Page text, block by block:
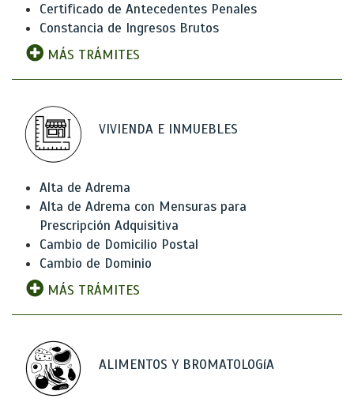
Certificado de Antecedentes Penales
Constancia de Ingresos Brutos
MÁS TRÁMITES
VIVIENDA E INMUEBLES
Alta de Adrema
Alta de Adrema con Mensuras para
Prescripción Adquisitiva
Cambio de Domicilio Postal
Cambio de Dominio
MÁS TRÁMITES
ALIMENTOS Y BROMATOLOGíA